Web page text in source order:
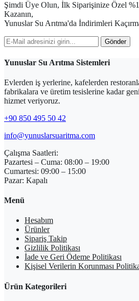
Şimdi Üye Olun, İlk Siparişinize Özel
Kazanın,
Yunuslar Su Arıtma'da İndirimleri
Gönder
Yunuslar Su Arıtma Sistemleri
Evlerden iş yerlerine, kafelerden
fabrikalara ve üretim tesislerine kadar
hizmet veriyoruz.
+90 850 495 50 42
info@yunuslarsuaritma.com
Çalışma Saatleri:
Pazartesi – Cuma: 08:00 – 19:00
Cumartesi: 09:00 – 15:00
Pazar: Kapalı
Menü
Hesabım
Ürünler
Sipariş Takip
Gizlilik Politikası
İade ve Geri Ödeme Politikası
Kişisel Verilerin Korunması
Ürün Kategorileri